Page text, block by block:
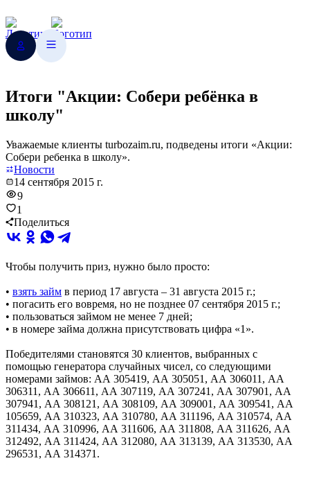
Итоги "Акции: Собери ребёнка в
школу"
Уважаемые клиенты turbozaim.ru, подведены итоги «Акции:
Собери ребенка в школу».
Новости
14 сентября 2015 г.
9
1
Поделиться
Чтобы получить приз, нужно было просто:
• взять займ в период 17 августа – 31 августа 2015 г.;
• погасить его вовремя, но не позднее 07 сентября 2015 г.;
• пользоваться займом не менее 7 дней;
• в номере займа должна присутствовать цифра «1».
Победителями становятся 30 клиентов, выбранных с
помощью генератора случайных чисел, со следующими
номерами займов: АА 305419, АА 305051, АА 306011, АА
306311, АА 306611, АА 307119, АА 307241, АА 307901, АА
307941, АА 308121, АА 308109, АА 309001, АА 309541, АА
105659, АА 310323, АА 310780, АА 311196, АА 310574, АА
311434, АА 310996, АА 311606, АА 311808, АА 311626, АА
312492, АА 311424, АА 312080, АА 313139, АА 313530, АА
296531, АА 314371.